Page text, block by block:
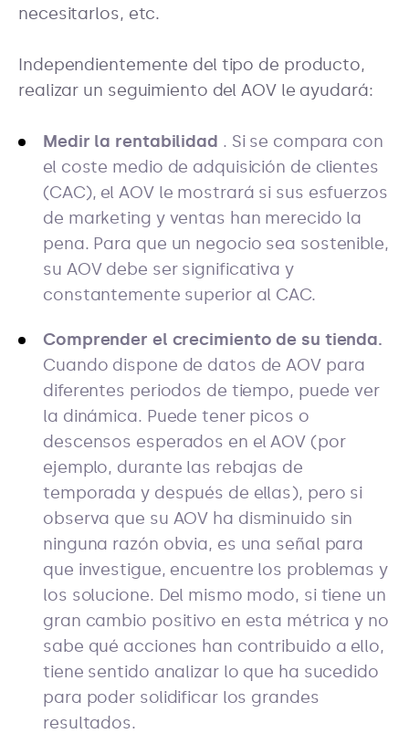
necesitarlos, etc.
Independientemente del tipo de producto,
realizar un seguimiento del AOV le ayudará:
Medir la rentabilidad . Si se compara con
el coste medio de adquisición de clientes
(CAC), el AOV le mostrará si sus esfuerzos
de marketing y ventas han merecido la
pena. Para que un negocio sea sostenible,
su AOV debe ser significativa y
constantemente superior al CAC.
Comprender el crecimiento de su tienda.
Cuando dispone de datos de AOV para
diferentes periodos de tiempo, puede ver
la dinámica. Puede tener picos o
descensos esperados en el AOV (por
ejemplo, durante las rebajas de
temporada y después de ellas), pero si
observa que su AOV ha disminuido sin
ninguna razón obvia, es una señal para
que investigue, encuentre los problemas y
los solucione. Del mismo modo, si tiene un
gran cambio positivo en esta métrica y no
sabe qué acciones han contribuido a ello,
tiene sentido analizar lo que ha sucedido
para poder solidificar los grandes
resultados.